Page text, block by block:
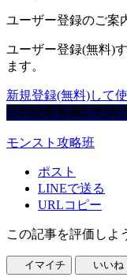
ユーザー登録のご案
ユーザー登録(無料)
ます。
新規登録(無料)して
この記事を書いた人
モンスト攻略班
ポスト
LINEで送る
URLコピー
この記事を評価しよ
イマイチ いいね